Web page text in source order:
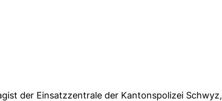
der Einsatzzentrale der Kantonspolizei Schwyz,